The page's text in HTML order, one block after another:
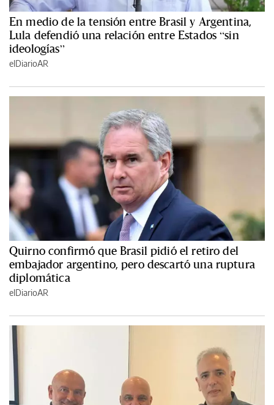
En medio de la tensión entre Brasil y Argentina,
Lula defendió una relación entre Estados “sin
ideologías”
elDiarioAR
Quirno confirmó que Brasil pidió el retiro del
embajador argentino, pero descartó una ruptura
diplomática
elDiarioAR